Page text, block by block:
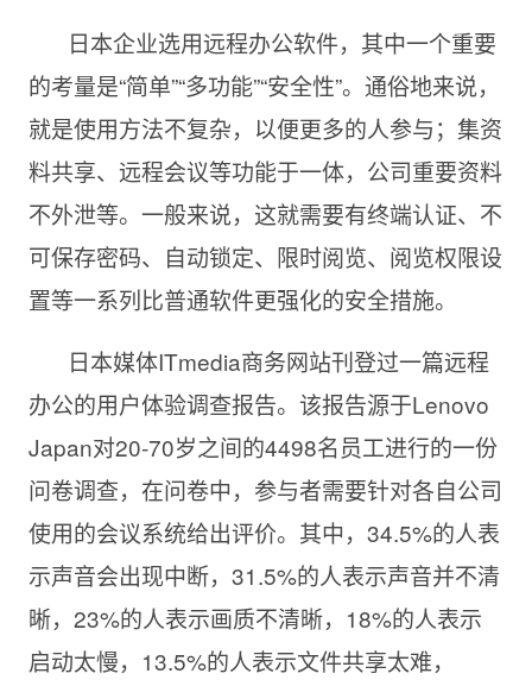
日本企业选用远程办公软件，其中一个重要
的考量是“简单”“多功能”“安全性”。通俗地来说，
就是使用方法不复杂，以便更多的人参与；集资
料共享、远程会议等功能于一体，公司重要资料
不外泄等。一般来说，这就需要有终端认证、不
可保存密码、自动锁定、限时阅览、阅览权限设
置等一系列比普通软件更强化的安全措施。
日本媒体ITmedia商务网站刊登过一篇远程
办公的用户体验调查报告。该报告源于Lenovo
Japan对20-70岁之间的4498名员工进行的一份
问卷调查，在问卷中，参与者需要针对各自公司
使用的会议系统给出评价。其中，34.5%的人表
示声音会出现中断，31.5%的人表示声音并不清
晰，23%的人表示画质不清晰，18%的人表示
启动太慢，13.5%的人表示文件共享太难，